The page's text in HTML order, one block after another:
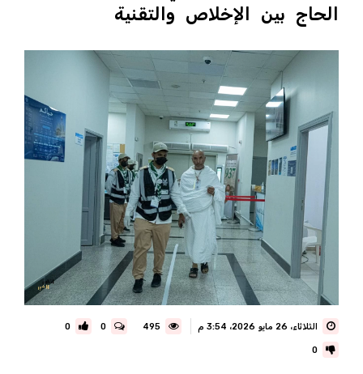
الحاج بين الإخلاص والتقنية
الثلاثاء، 26 مايو 2026، 3:54 م 0
0
0